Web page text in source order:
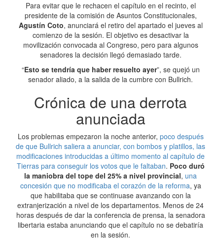
Para evitar que le rechacen el capítulo en el recinto, el
presidente de la comisión de Asuntos Constitucionales,
Agustín Coto, anunciará el retiro del apartado el jueves al
comienzo de la sesión. El objetivo es desactivar la
movilización convocada al Congreso, pero para algunos
senadores la decisión llegó demasiado tarde.
“Esto se tendría que haber resuelto ayer”, se quejó un
senador aliado, a la salida de la cumbre con Bullrich.
Crónica de una derrota
anunciada
Los problemas empezaron la noche anterior, poco después
de que Bullrich saliera a anunciar, con bombos y platillos, las
modificaciones introducidas a último momento al capítulo de
Tierras para conseguir los votos que le faltaban. Poco duró
la maniobra del tope del 25% a nivel provincial, una
concesión que no modificaba el corazón de la reforma, ya
que habilitaba que se continuase avanzando con la
extranjerización a nivel de los departamentos. Menos de 24
horas después de dar la conferencia de prensa, la senadora
libertaria estaba anunciando que el capítulo no se debatiría
en la sesión.